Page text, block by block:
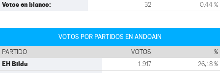
Votos en blanco: 32 0,44 %
VOTOS POR PARTIDOS EN ANDOAIN
PARTIDO VOTOS %
EH Bildu 1.917 26,18 %